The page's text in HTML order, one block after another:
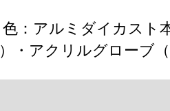
色：アルミダイカスト
・アクリルグローブ